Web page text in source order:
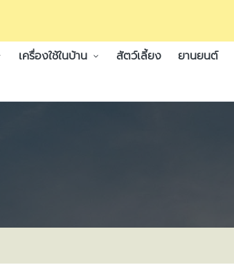
เครื่องใช้ในบ้าน สัตว์เลี้ยง ยานยนต์